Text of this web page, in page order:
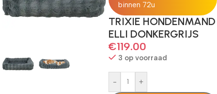
binnen 72u
TRIXIE HONDENMAND
ELLI DONKERGRIJS
€119.00
3 op voorraad
- +